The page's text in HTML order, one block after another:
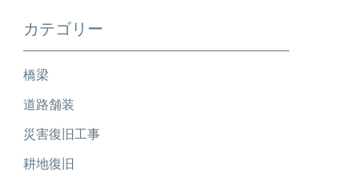
カテゴリー
橋梁
道路舗装
災害復旧工事
耕地復旧